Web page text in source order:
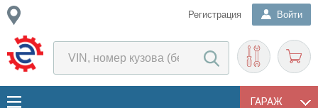
Регистрация Войти
ГАРАЖ